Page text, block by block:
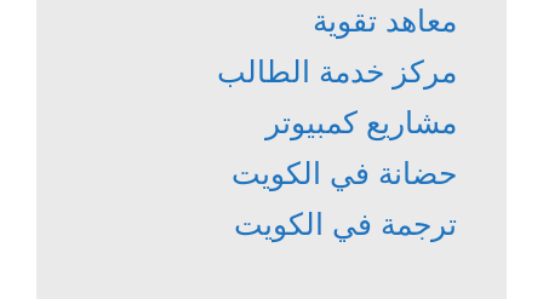
معاهد تقوية
مركز خدمة الطالب
مشاريع كمبيوتر
حضانة في الكويت
ترجمة في الكويت